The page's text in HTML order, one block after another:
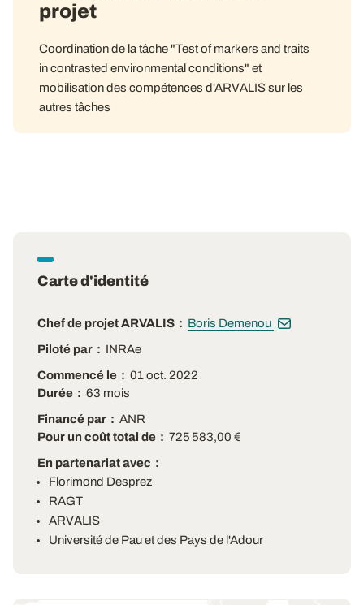
projet
Coordination de la tâche "Test of markers and traits
in contrasted environmental conditions" et
mobilisation des compétences d'ARVALIS sur les
autres tâches
Carte d'identité
Chef de projet ARVALIS
Boris Demenou
Piloté par
INRAe
Commencé le
01 oct. 2022
Durée
63 mois
Financé par
ANR
Pour un coût total de
725 583,00 €
En partenariat avec
Florimond Desprez
RAGT
ARVALIS
Université de Pau et des Pays de l'Adour